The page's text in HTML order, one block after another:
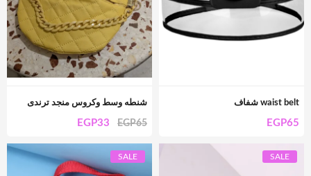
شنطه وسط وكروس منجد ترندى
EGP65
EGP33
waist belt شفاف
EGP65
SALE SALE